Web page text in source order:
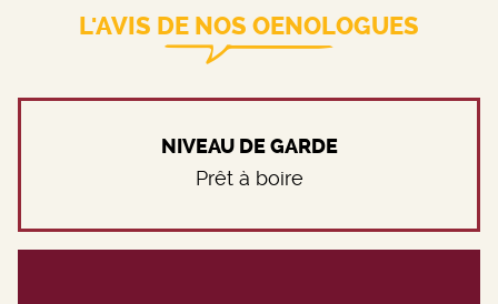
L'AVIS DE NOS OENOLOGUES
NIVEAU DE GARDE
Prêt à boire